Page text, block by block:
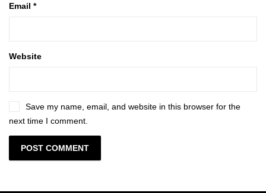
Email *
Website
Save my name, email, and website in this browser for the
next time I comment.